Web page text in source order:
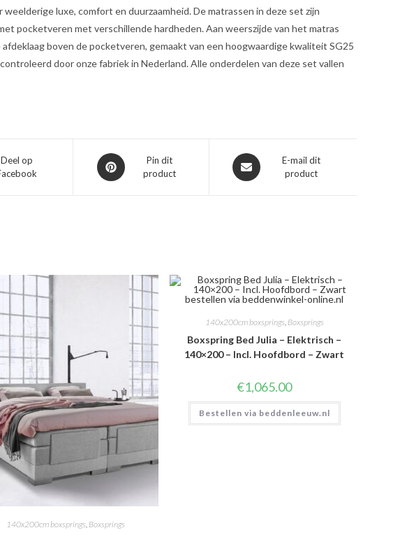
luxe, comfort en duurzaamheid. De matrassen in deze set zijn
pocketveren met verschillende hardheden. Aan weerszijde van het matras
boven de pocketveren, gemaakt van een hoogwaardige kwaliteit SG25
door onze fabriek in Nederland. Alle onderdelen van deze set vallen
Deel op
Opent
in
Pin dit
product
Opent
in
E-mail dit
product
140x200cm boxsprings, Boxsprings
140x200cm boxsprings, Boxsprings
Boxspring Bed Julia – Elektrisch –
140×200 – Incl. Hoofdbord – Zwart
€1,065.00
Bestellen via beddenleeuw.nl